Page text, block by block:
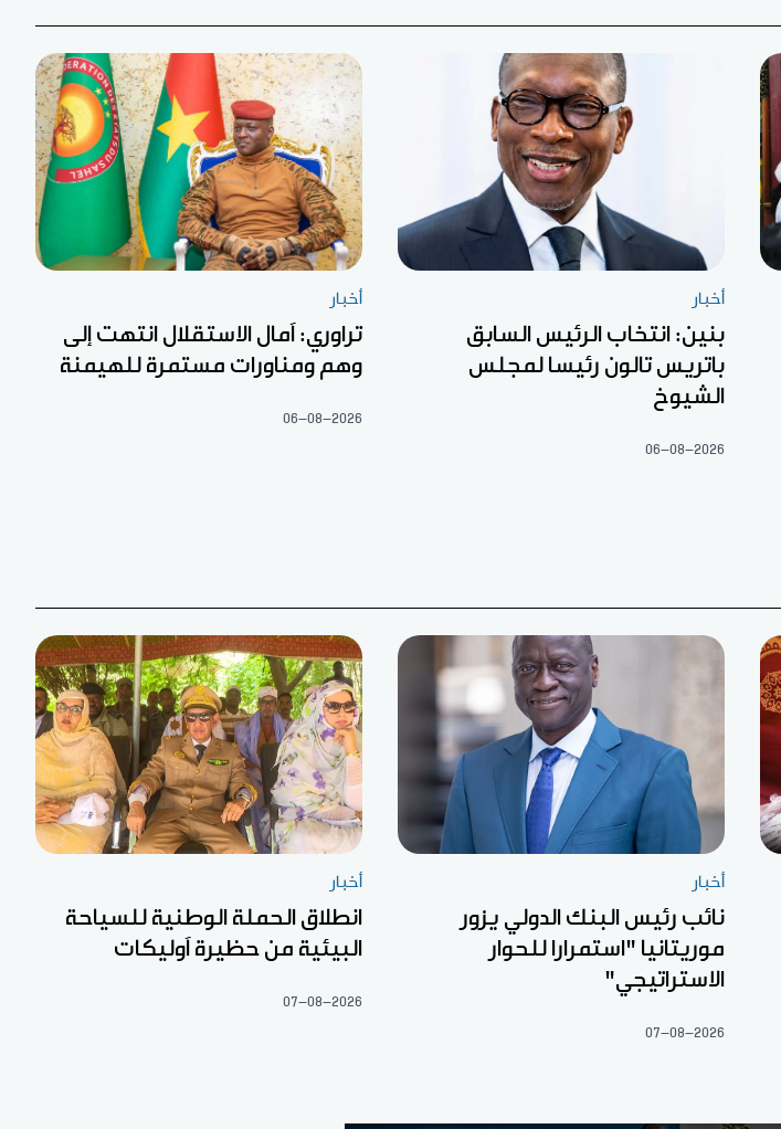
أخبار
بنين: انتخاب الرئيس السابق
باتريس تالون رئيسا لمجلس
الشيوخ
06-08-2026
أخبار
تراوري: آمال الاستقلال انتهت إلى
وهم ومناورات مستمرة للهيمنة
06-08-2026
أخبار
نائب رئيس البنك الدولي يزور
موريتانيا "استمرارا للحوار
الاستراتيجي"
07-08-2026
أخبار
انطلاق الحملة الوطنية للسياحة
البيئية من حظيرة آوليكات
07-08-2026